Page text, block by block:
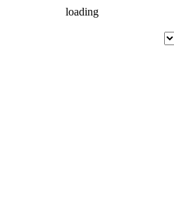
loading